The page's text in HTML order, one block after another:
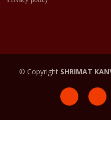
© Copyright SHRIMAT